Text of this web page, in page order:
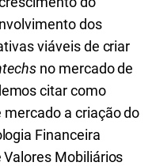
dos
viáveis de criar
no mercado de
citar como
a criação do
Financeira
Valores Mobiliários